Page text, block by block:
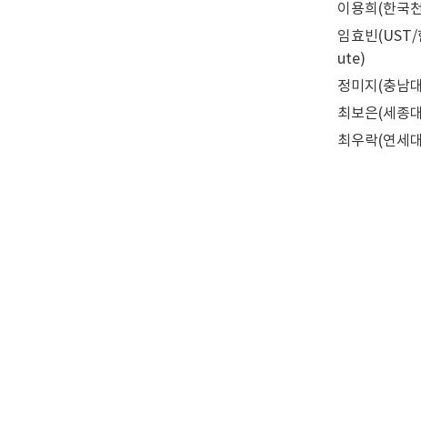
이용희(한국
임효빈
ute)
정미지(충
최보은(세종
최우락(연세